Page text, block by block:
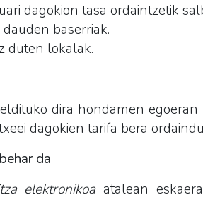
dagokion tasa ordaintzetik
baserriak.
duten lokalak.
dira hondamen egoeran
dagokien tarifa bera
da
elektronikoa atalean